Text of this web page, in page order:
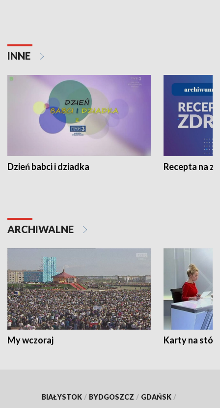
INNE
Dzień babci i dziadka Recepta na
ARCHIWALNE
My wczoraj Karty na
BIAŁYSTOK / BYDGOSZCZ / GDAŃSK /